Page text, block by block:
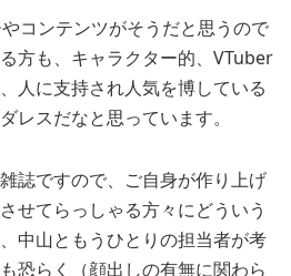
コンテンツがそうだと思うので
方も、キャラクター的、VTuber
人に支持され人気を博している
レスだなと思っています。
誌ですので、ご自身が作り上げ
せてらっしゃる方々にどういう
中山ともうひとりの担当者が考
恐らく（顔出しの有無に関わら